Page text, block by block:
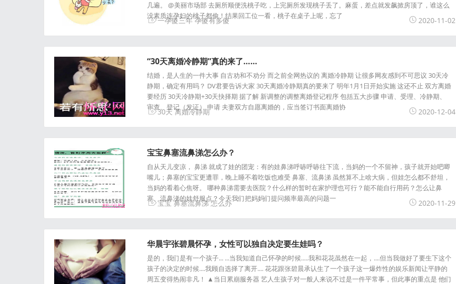
几遍。 @美丽市场部 去厕所顺便洗桃子吃，上完厕所发现桃子丢了。麻蛋，差点就发飙掀房顶了，谁这么
没素质连孕妇的桃子都偷！结果回工位一看，桃子在桌子上呢，忘了
一孕傻三年 孕傻有多傻 2020-11-02
“30天离婚冷静期”真的来了……
结婚，是人生的一件大事 自古劝和不劝分 而之前全网热议的 离婚冷静期 让很多网友感到不可思议 30天冷
静期，确定有用吗？ DV君要告诉大家 30天离婚冷静期真的要来了 明年1月1日开始实施 这还不止 双方离婚
要经历 30天冷静期+30天抉择期 据了解 新调整的调整离婚登记程序 包括五大步骤 申请、受理、冷静期、
审查、登记（发证） 申请 夫妻双方自愿离婚的，应当签订书面离婚协
30天 离婚冷静期 2020-12-04
宝宝鼻塞流鼻涕怎么办？
自从天儿变凉， 鼻涕 就成了娃的团宠：有的娃鼻涕呼哧呼哧往下流，当妈的一个不留神，孩子就开始吧唧
嘴儿；鼻塞的宝宝更遭罪，晚上睡不着吃饭也难受 鼻塞、流鼻涕 虽然算不上啥大病，但娃怎么都不舒坦，
当妈的看着心焦呀。 哪种鼻涕需要去医院？什么样的暂时在家护理也可行？能不能自行用药？怎么让鼻
塞、流鼻涕的娃舒服点？今天我们把妈妈们提问频率最高的问题一
宝宝 鼻塞流鼻涕 怎么办 2020-11-29
华晨宇张碧晨怀孕，女性可以独自决定要生娃吗？
是的，我们是有一个孩子... ...当我知道自己怀孕的时候.....我和花花虽然在一起，....但当我做好了要生下这个
孩子的决定的时候....我顾自选择了离开.... 花花跟张碧晨承认生了一个孩子这一爆炸性的娱乐新闻让平静的
周五变得热闹非凡！ ▲当日累崩服务器 艺人生孩子对一般人来说不过是一件平常事，但此事的重点是 他们